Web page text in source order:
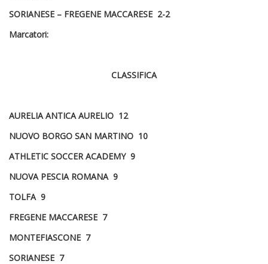
SORIANESE – FREGENE MACCARESE 2-2
Marcatori:
CLASSIFICA
AURELIA ANTICA AURELIO 12
NUOVO BORGO SAN MARTINO 10
ATHLETIC SOCCER ACADEMY 9
NUOVA PESCIA ROMANA 9
TOLFA 9
FREGENE MACCARESE 7
MONTEFIASCONE 7
SORIANESE 7